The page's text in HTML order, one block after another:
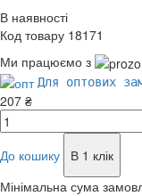
В наявності
Код товару 18171
Ми працюємо з
Для оптових
207 ₴
До кошику
В 1 клік
Мінімальна сума